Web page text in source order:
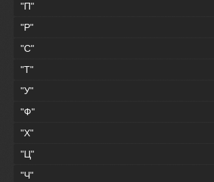
"П"
"Р"
"С"
"Т"
"У"
"Ф"
"Х"
"Ц"
"Ч"